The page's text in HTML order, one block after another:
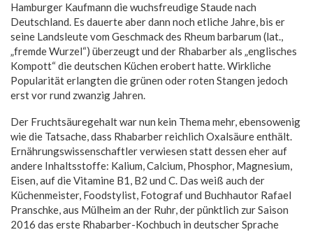
Hamburger Kaufmann die wuchsfreudige Staude nach
Deutschland. Es dauerte aber dann noch etliche Jahre, bis er
seine Landsleute vom Geschmack des Rheum barbarum (lat.,
„fremde Wurzel“) überzeugt und der Rhabarber als „englisches
Kompott“ die deutschen Küchen erobert hatte. Wirkliche
Popularität erlangten die grünen oder roten Stangen jedoch
erst vor rund zwanzig Jahren.
Der Fruchtsäuregehalt war nun kein Thema mehr, ebensowenig
wie die Tatsache, dass Rhabarber reichlich Oxalsäure enthält.
Ernährungswissenschaftler verwiesen statt dessen eher auf
andere Inhaltsstoffe: Kalium, Calcium, Phosphor, Magnesium,
Eisen, auf die Vitamine B1, B2 und C. Das weiß auch der
Küchenmeister, Foodstylist, Fotograf und Buchhautor Rafael
Pranschke, aus Mülheim an der Ruhr, der pünktlich zur Saison
2016 das erste Rhabarber-Kochbuch in deutscher Sprache